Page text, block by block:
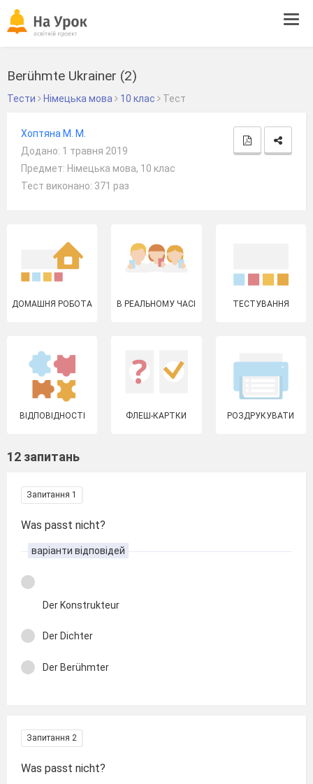
Berühmte Ukrainer (2)
Тести Німецька мова 10 клас Тест
Хоптяна М. М.
Додано: 1 травня 2019
Предмет: Німецька мова, 10 клас
Тест виконано: 371 раз
ДОМАШНЯ РОБОТА В РЕАЛЬНОМУ ЧАСІ ТЕСТУВАННЯ
ВІДПОВІДНОСТІ ФЛЕШ-КАРТКИ РОЗДРУКУВАТИ
12 запитань
Запитання 1
Was passt nicht?
варіанти відповідей
Der Konstrukteur
Der Dichter
Der Berühmter
Запитання 2
Was passt nicht?